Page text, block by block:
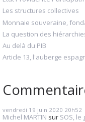
Les structures collectives
Monnaie souveraine,
La question des
Au delà du PIB
Article 13, l'auberge
vendredi 19 juin 2020 20h52
Michel MARTIN sur SOS,